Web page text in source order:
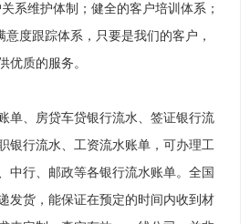
系维护体制；健全的客户培训体系；
意度跟踪体系，只要是我们的客户，
优质的服务。
单、房贷车贷银行流水、签证银行流
银行流水、工资流水账单，可办理工
中行、邮政等各银行流水账单。全国
发货，能保证在预定的时间内收到材